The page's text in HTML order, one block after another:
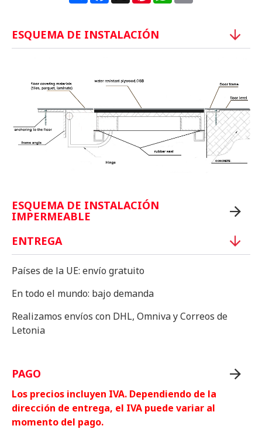
ESQUEMA DE INSTALACIÓN
ESQUEMA DE INSTALACIÓN
IMPERMEABLE
ENTREGA
Países de la UE: envío gratuito
En todo el mundo: bajo demanda
Realizamos envíos con DHL, Omniva y Correos de
Letonia
PAGO
Los precios incluyen IVA. Dependiendo de la
dirección de entrega, el IVA puede variar al
momento del pago.